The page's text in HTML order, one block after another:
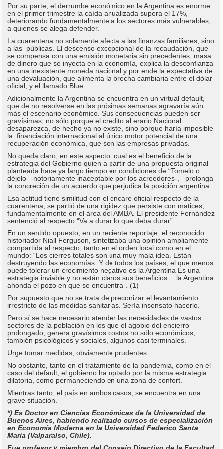
Por su parte, el derrumbe económico en la Argentina es enorme:
en el primer trimestre la caída anualizada supera el 17%,
deteriorando fundamentalmente a los sectores más vulnerables,
a quienes se alega defender.
La cuarentena no solamente afecta a las finanzas familiares, sino
a las públicas. El descenso excepcional de la recaudación, que
se compensa con una emisión monetaria sin precedentes, masa
de dinero que se inyecta en la economía, explica la desconfianza
en una inexistente moneda nacional y por ende la expectativa de
una devaluación, que alimenta la brecha cambiaria entre el dólar
oficial, y el llamado Blue.
Adicionalmente la Argentina se encuentra en un virtual default,
que de no resolverse en las próximas semanas agravaría aún
más el escenario económico. Sus consecuencias pueden ser
gravísimas, no sólo porque el crédito al erario Nacional
desaparezca, de hecho ya no existe, sino porque haría imposible
la financiación internacional al único motor potencial de una
recuperación económica, que son las empresas privadas.
No queda claro, en este aspecto, cual es el beneficio de la
estrategia del Gobierno quien a partir de una propuesta original
planteada hace ya largo tiempo en condiciones de “Tomelo o
déjelo” -notoriamente inaceptable por los acreedores-, prolonga
la concreción de un acuerdo que perjudica la posición argentina.
Esa actitud tiene similitud con el encare oficial respecto de la
cuarentena; se partió de una rigidez que persiste con matices,
fundamentalmente en el área del AMBA. El presidente Fernández
sentenció al respecto “Va a durar lo que deba durar”.
En un sentido opuesto, en un reciente reportaje, el reconocido
historiador Niall Ferguson, sintetizaba una opinión ampliamente
compartida al respecto, tanto en el orden local como en el
mundo: “Los cierres totales son una muy mala idea. Están
destruyendo las economías. Y de todos los países, el que menos
puede tolerar un crecimiento negativo es la Argentina Es una
estrategia inviable y no están claros sus beneficios… la Argentina
ahonda el pozo en que se encuentra”. (1)
Por supuesto que no se trata de preconizar el levantamiento
irrestricto de las medidas sanitarias. Sería insensato hacerlo.
Pero sí se hace necesario atender las necesidades de vastos
sectores de la población en los que el agobio del encierro
prolongado, genera gravísimos costos no sólo económicos,
también psicológicos y sociales, algunos casi terminales.
Urge tomar medidas, obviamente prudentes.
No obstante, tanto en el tratamiento de la pandemia, como en el
caso del default, el gobierno ha optado por la misma estrategia
dilatoria, como permaneciendo en una zona de confort.
Mientras tanto, el país en ambos casos, se encuentra en una
grave situación.
*) Es Doctor en Ciencias Económicas de la Universidad de
Buenos Aires, habiendo realizado cursos de especialización
en Economía Moderna en la Universidad Federico Santa
María (Valparaíso, Chile).
Fue profesor y miembro del Consejo Directivo de la Facultad